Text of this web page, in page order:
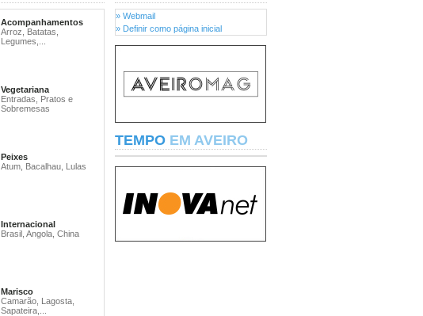
Acompanhamentos
Arroz, Batatas,
Legumes,...
Vegetariana
Entradas, Pratos e
Sobremesas
Peixes
Atum, Bacalhau, Lulas
Internacional
Brasil, Angola, China
Marisco
Camarão, Lagosta,
Sapateira,...
» Webmail
» Definir como página inicial
TEMPO EM AVEIRO